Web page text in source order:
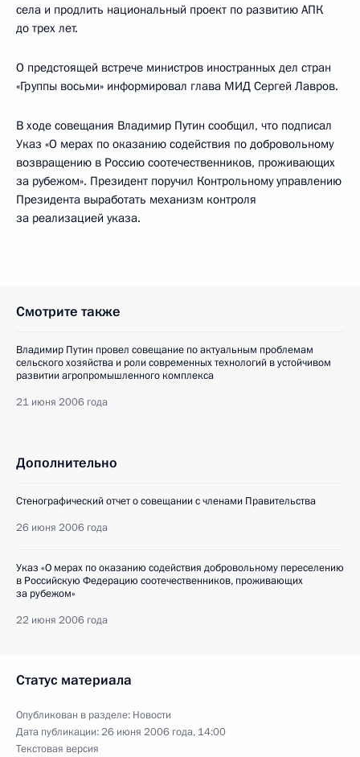
села и продлить национальный проект по развитию АПК
до трех лет.
О предстоящей встрече министров иностранных дел стран
«Группы восьми» информировал глава МИД Сергей Лавров.
В ходе совещания Владимир Путин сообщил, что подписал
Указ «О мерах по оказанию содействия по добровольному
возвращению в Россию соотечественников, проживающих
за рубежом». Президент поручил Контрольному управлению
Президента выработать механизм контроля
за реализацией указа.
Смотрите также
Владимир Путин провел совещание по актуальным проблемам
сельского хозяйства и роли современных технологий в устойчивом
развитии агропромышленного комплекса
21 июня 2006 года
Дополнительно
Стенографический отчет о совещании с членами Правительства
26 июня 2006 года
Указ «О мерах по оказанию содействия добровольному переселению
в Российскую Федерацию соотечественников, проживающих
за рубежом»
22 июня 2006 года
Статус материала
Опубликован в разделе: Новости
Дата публикации:26 июня 2006 года, 14:00
Текстовая версия